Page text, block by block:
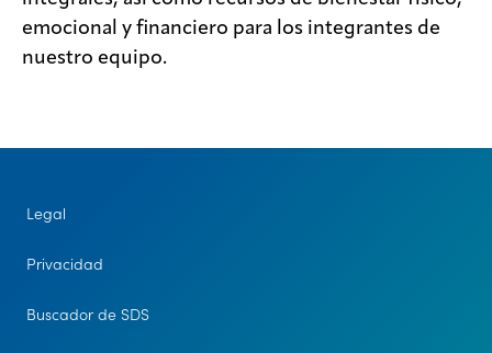
emocional y financiero para los integrantes de
nuestro equipo.
Legal
Privacidad
Buscador de SDS